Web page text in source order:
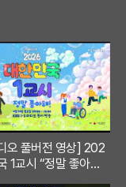
오 풀버전 영상] 202
1교시 “정말 좋아